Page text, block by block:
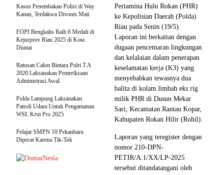
Pertamina Hulu Rokan (PHR)
ke Kepolisian Daerah (Polda)
Riau pada Senin (19/5).
Laporan ini berkaitan dengan
dugaan pencemaran lingkungan
dan kelalaian dalam penerapan
keselamatan kerja (K3) yang
menyebabkan tewasnya dua
balita di kolam limbah eks rig
milik PHR di Dusun Mekar
Sari, Kecamatan Rantau Kopar,
Kabupaten Rokan Hilir (Rohil).
Laporan yang teregister dengan
nomor 210-DPN-
PETIR/A.1/XX/LP-2025
tersebut ditandatangani oleh
Kasus Penembakan Polisi di Way
Kanan, Terdakwa Divonis Mati
FOPI Bengkalis Raih 6 Medali di
Kejurprov Riau 2025 di Kota
Dumai
Ratusan Calon Bintara Polri T.A
2020 Laksanakan Pemeriksaan
Administrasi Awal.
Polda Lampung Laksanakan
Patroli Udara Untuk Pengamanan
WSL Krui Pro 2025
Pelajar SMPN 10 Pekanbaru
Dipecat Karena Tik-Tok